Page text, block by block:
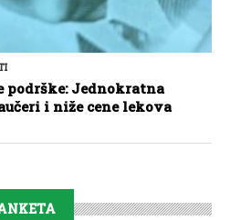
podrške: Jednokratna
i niže cene lekova